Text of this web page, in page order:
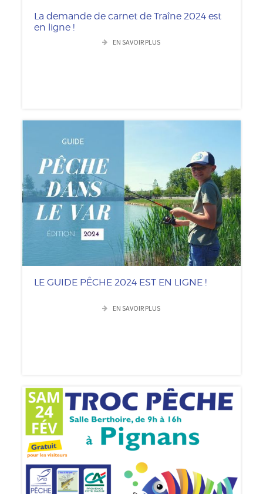
La demande de carnet de Traîne 2024 est
en ligne !
EN SAVOIR PLUS
LE GUIDE PÊCHE 2024 EST EN LIGNE !
EN SAVOIR PLUS